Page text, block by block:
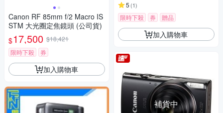
Canon RF 85mm f/2 Macro IS
STM 大光圈定焦鏡頭 (公司貨)
$17,500 $18,421
限時下殺
券
加入購物車
5 (1)
限時下殺 券 贈品
加入購物車
補貨中